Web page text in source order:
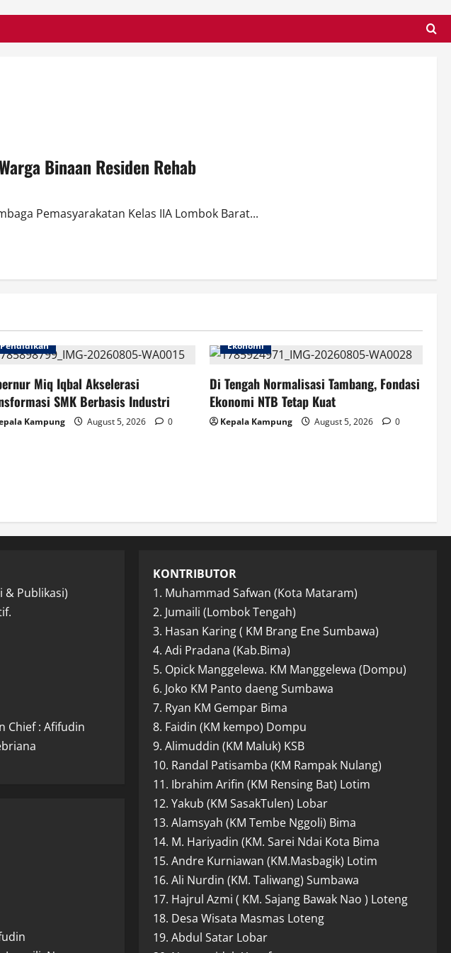
Binaan Residen Rehab
Pemasyarakatan Kelas IIA Lombok Barat...
Pendidikan
Miq Iqbal Akselerasi
SMK Berbasis Industri
Kampung August 5, 2026 0
Ekonomi
Di Tengah Normalisasi Tambang, Fondasi
Ekonomi NTB Tetap Kuat
Kepala Kampung August 5, 2026 0
& Publikasi)
Chief : Afifudin
KONTRIBUTOR
1. Muhammad Safwan (Kota Mataram)
2. Jumaili (Lombok Tengah)
3. Hasan Karing ( KM Brang Ene Sumbawa)
4. Adi Pradana (Kab.Bima)
5. Opick Manggelewa. KM Manggelewa (Dompu)
6. Joko KM Panto daeng Sumbawa
7. Ryan KM Gempar Bima
8. Faidin (KM kempo) Dompu
9. Alimuddin (KM Maluk) KSB
10. Randal Patisamba (KM Rampak Nulang)
11. Ibrahim Arifin (KM Rensing Bat) Lotim
12. Yakub (KM SasakTulen) Lobar
13. Alamsyah (KM Tembe Nggoli) Bima
14. M. Hariyadin (KM. Sarei Ndai Kota Bima
15. Andre Kurniawan (KM.Masbagik) Lotim
16. Ali Nurdin (KM. Taliwang) Sumbawa
17. Hajrul Azmi ( KM. Sajang Bawak Nao ) Loteng
18. Desa Wisata Masmas Loteng
19. Abdul Satar Lobar